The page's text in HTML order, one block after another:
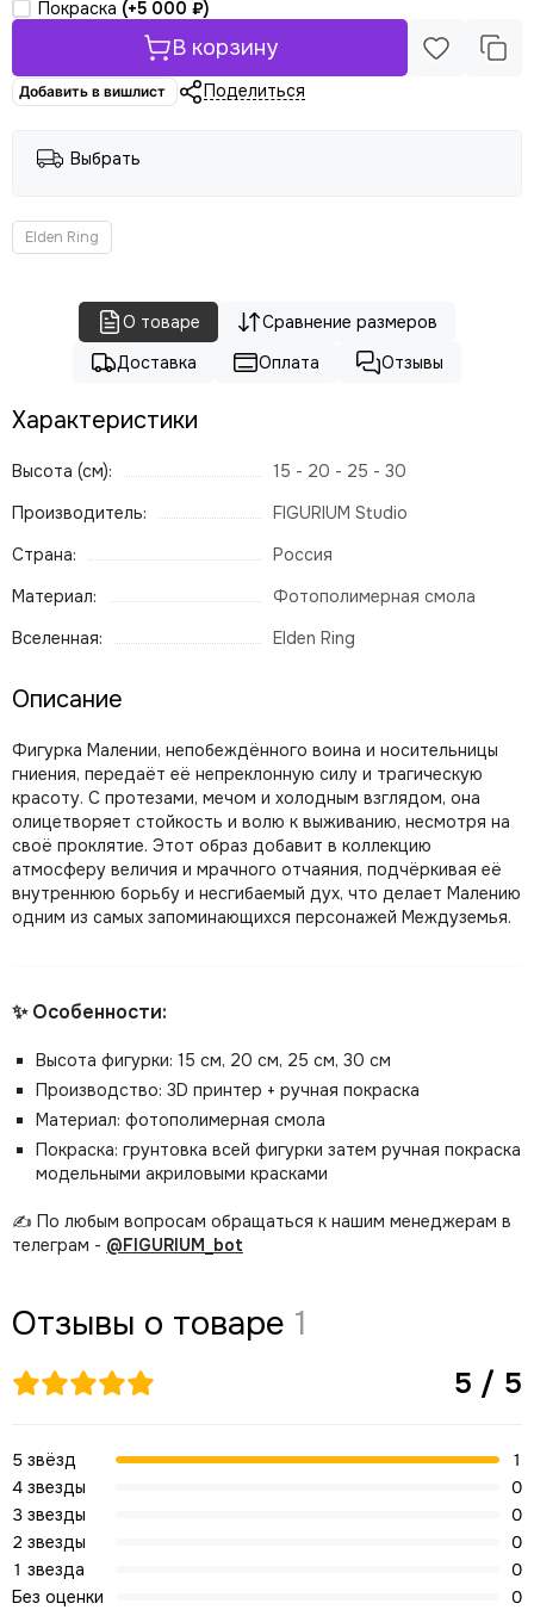
Покраска (+5 000 ₽)
В корзину
Добавить в вишлист Поделиться
Выбрать
Elden Ring
О товаре
Сравнение размеров
Доставка
Оплата Отзывы
Характеристики
Высота (см):
15 - 20 - 25 - 30
Производитель:
FIGURIUM Studio
Страна:
Россия
Материал:
Фотополимерная смола
Вселенная:
Elden Ring
Описание
Фигурка Малении, непобеждённого воина и носительницы
гниения, передаёт её непреклонную силу и трагическую
красоту. С протезами, мечом и холодным взглядом, она
олицетворяет стойкость и волю к выживанию, несмотря на
своё проклятие. Этот образ добавит в коллекцию
атмосферу величия и мрачного отчаяния, подчёркивая её
внутреннюю борьбу и несгибаемый дух, что делает Малению
одним из самых запоминающихся персонажей Междуземья.
✨ Особенности:
Высота фигурки: 15 см, 20 см, 25 см, 30 см
Производство: 3D принтер + ручная покраска
Материал: фотополимерная смола
Покраска: грунтовка всей фигурки затем ручная покраска
модельными акриловыми красками
✍️ По любым вопросам обращаться к нашим менеджерам в
телеграм - @FIGURIUM_bot
Отзывы о товаре 1
5 / 5
5 звёзд
1
4 звезды
0
3 звезды
0
2 звезды
0
1 звезда
0
Без оценки
0